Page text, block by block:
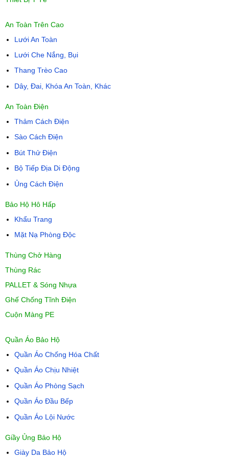
An Toàn Trên Cao
Lưới An Toàn
Lưới Che Nắng, Bụi
Thang Trèo Cao
Dây, Đai, Khóa An Toàn, Khác
An Toàn Điện
Thảm Cách Điện
Sào Cách Điện
Bút Thử Điện
Bộ Tiếp Địa Di Động
Ủng Cách Điện
Bảo Hộ Hô Hấp
Khẩu Trang
Mặt Nạ Phòng Độc
Thùng Chở Hàng
Thùng Rác
PALLET & Sóng Nhựa
Ghế Chống Tĩnh Điện
Cuộn Màng PE
Quần Áo Bảo Hộ
Quần Áo Chống Hóa Chất
Quần Áo Chịu Nhiệt
Quần Áo Phòng Sạch
Quần Áo Đầu Bếp
Quần Áo Lội Nước
Giầy Ủng Bảo Hộ
Giày Da Bảo Hộ